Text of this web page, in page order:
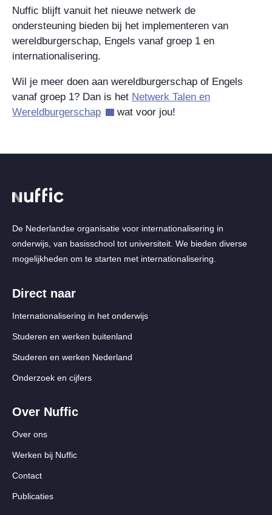
Nuffic blijft vanuit het nieuwe netwerk de
ondersteuning bieden bij het implementeren van
wereldburgerschap, Engels vanaf groep 1 en
internationalisering.
Wil je meer doen aan wereldburgerschap of Engels
vanaf groep 1? Dan is het Netwerk Talen en
Wereldburgerschap
wat voor jou!
De Nederlandse organisatie voor internationalisering in
onderwijs, van basisschool tot universiteit. We bieden diverse
mogelijkheden om te starten met internationalisering.
Direct naar
Internationalisering in het onderwijs
Studeren en werken buitenland
Studeren en werken Nederland
Onderzoek en cijfers
Over Nuffic
Over ons
Werken bij Nuffic
Contact
Publicaties